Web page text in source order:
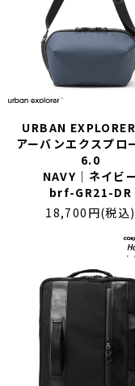
XS｜5リッター以下
S｜10リッター以下
M｜20リッター以下
L｜25リッター以下
XL｜26リッター以上
タブレット｜11インチ相当
ノートPC｜14インチ相当
ノートPC｜16インチ相当
ブランドストーリー
ジャーナル
マイページ
ショッピングカート
お問い合わせ
特定商取引法に基づく表記
プライバシーポリシー
URBAN
アーバンエクスプロ
6.0
NAVY｜ネイビ
brf-GR21-DR
18,700円(税込)